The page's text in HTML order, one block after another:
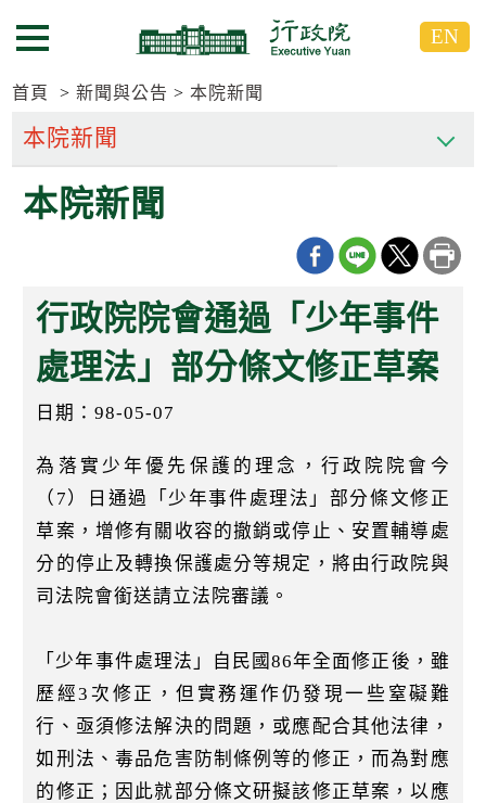
到
要
區
到
要
區
選單按鈕 EN
首頁 新聞與公告 本院新聞
本院新聞
行政院院會通過「少年事件
處理法」部分條文修正草案
日期：98-05-07
為落實少年優先保護的理念，行政院院會今
（7）日通過「少年事件處理法」部分條文修正
草案，增修有關收容的撤銷或停止、安置輔導處
分的停止及轉換保護處分等規定，將由行政院與
司法院會銜送請立法院審議。
「少年事件處理法」自民國86年全面修正後，雖
歷經3次修正，但實務運作仍發現一些窒礙難
行、亟須修法解決的問題，或應配合其他法律，
如刑法、毒品危害防制條例等的修正，而為對應
的修正；因此就部分條文研擬該修正草案，以應